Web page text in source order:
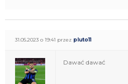
31.05.2023 o 19:41 przez pluto11
Dawać dawać